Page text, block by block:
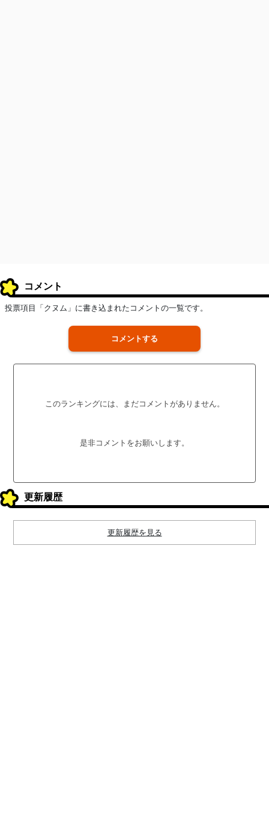
コメント
投票項目「クヌム」に書き込まれたコメントの一覧です。
コメントする
このランキングには、まだコメントがありません。
是非コメントをお願いします。
更新履歴
更新履歴を見る